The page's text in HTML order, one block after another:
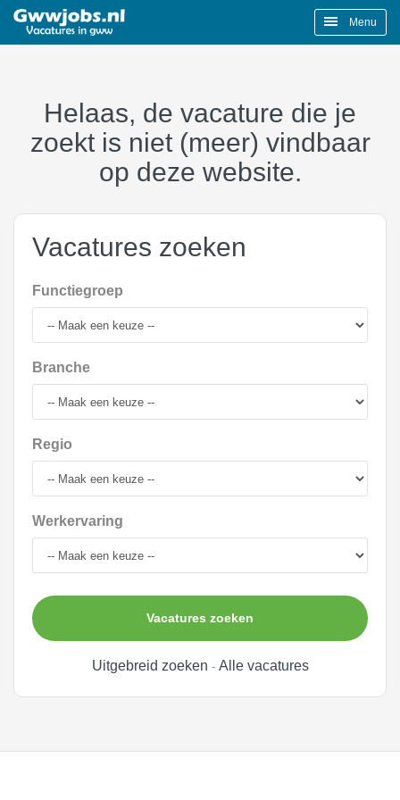
Menu
Helaas, de vacature die je
zoekt is niet (meer) vindbaar
op deze website.
Vacatures zoeken
Functiegroep
Branche
Regio
Werkervaring
Vacatures zoeken
Uitgebreid zoeken - Alle vacatures